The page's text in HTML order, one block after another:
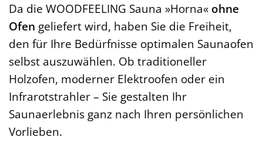
Da die WOODFEELING Sauna »Horna« ohne
Ofen geliefert wird, haben Sie die Freiheit,
den für Ihre Bedürfnisse optimalen Saunaofen
selbst auszuwählen. Ob traditioneller
Holzofen, moderner Elektroofen oder ein
Infrarotstrahler – Sie gestalten Ihr
Saunaerlebnis ganz nach Ihren persönlichen
Vorlieben.